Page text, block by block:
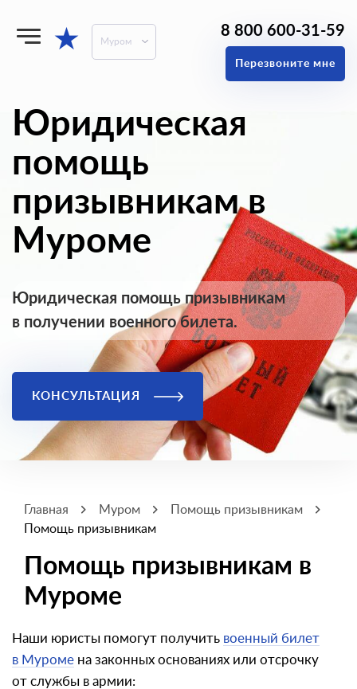
★ Муром
8 800 600-31-59
Перезвоните мне
Юридическая
помощь
призывникам в
Муроме
Юридическая помощь призывникам
в получении военного билета.
КОНСУЛЬТАЦИЯ
Главная Муром
Помощь призывникам
Помощь призывникам
Помощь призывникам в
Муроме
Наши юристы помогут получить военный билет
в Муроме на законных основаниях или отсрочку
от службы в армии: